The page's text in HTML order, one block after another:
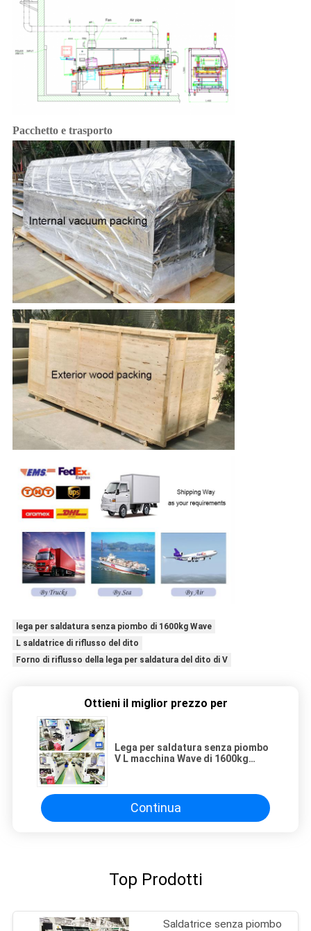
Pacchetto e trasporto
lega per saldatura senza piombo di 1600kg Wave
L saldatrice di riflusso del dito
Forno di riflusso della lega per saldatura del dito di V
Ottieni il miglior prezzo per
Lega per saldatura senza piombo
V L macchina Wave di 1600kg
Continua
Top Prodotti
Saldatrice senza piombo